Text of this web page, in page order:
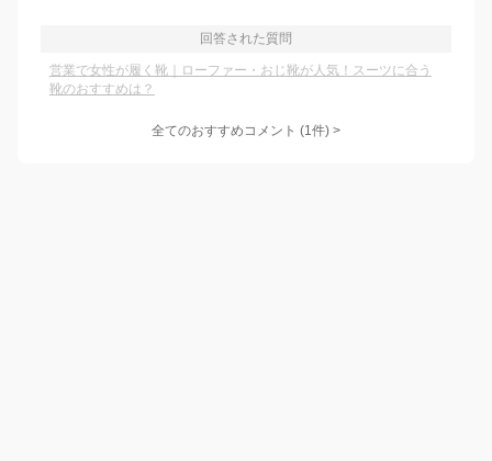
回答された質問
営業で女性が履く靴｜ローファー・おじ靴が人気！スーツに合う
靴のおすすめは？
全てのおすすめコメント (1件) >